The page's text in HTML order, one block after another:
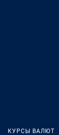
КУРСЫ ВАЛЮТ